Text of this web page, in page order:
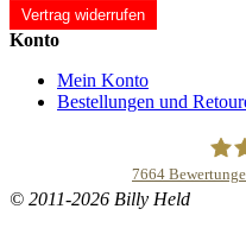
Vertrag widerrufen
Konto
Mein Konto
Bestellungen und
7664
© 2011-2026 Billy Held